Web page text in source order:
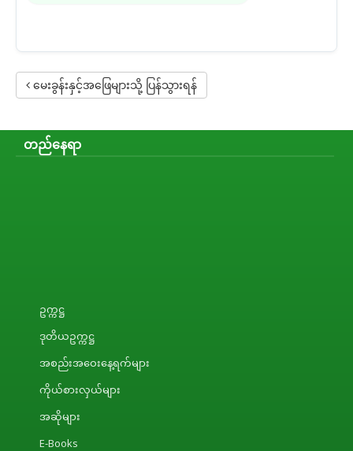
မေးခွန်းနှင့်အဖြေများသို့ ပြန်သွားရန်
တည်နေရာ
ဥက္ကဋ္ဌ
ဒုတိယဥက္ကဋ္ဌ
အစည်းအဝေးနေ့ရက်များ
ကိုယ်စားလှယ်များ
အဆိုများ
E-Books